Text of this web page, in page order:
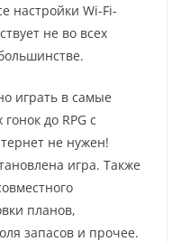
настройки Wi-Fi-
не во всех
играть в самые
до RPG с
не нужен!
игра. Также
планов,
запасов и прочее.